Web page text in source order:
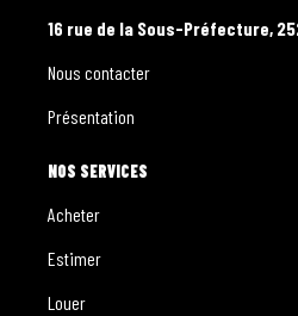
16 rue de la Sous-Préfecture,
Nous contacter
Présentation
NOS SERVICES
Acheter
Estimer
Louer